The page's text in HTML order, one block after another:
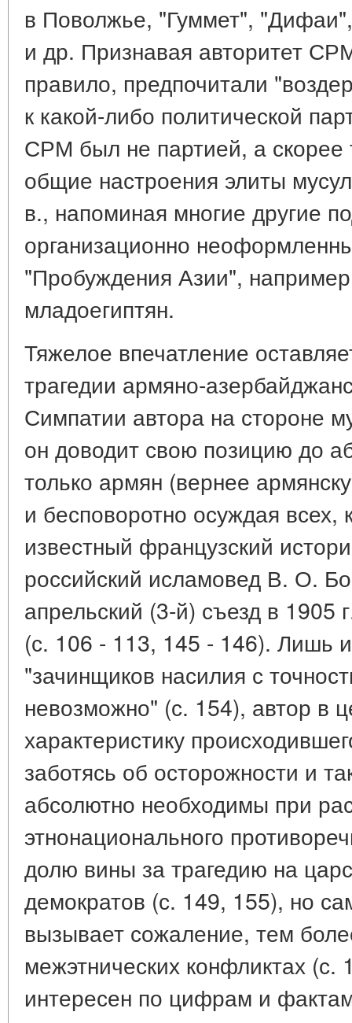
в Поволжье, "Гуммет",
и др. Признавая авторитет
правило, предпочитали
к какой-либо политической
СРМ был не партией, а
общие настроения элиты
в., напоминая многие другие
организационно
"Пробуждения Азии",
младоегиптян.
Тяжелое впечатление
трагедии армяно-
Симпатии автора на стороне
он доводит свою позицию до
только армян (вернее
и бесповоротно осуждая всех,
известный французский
российский исламовед В. О.
апрельский (3-й) съезд в
(с. 106 - 113, 145 - 146). Лишь
"зачинщиков насилия с
невозможно" (с. 154), автор в
характеристику
заботясь об осторожности и
абсолютно необходимы при
этнонационального
долю вины за трагедию на
демократов (с. 149, 155), но
вызывает сожаление, тем
межэтнических конфликтах (с.
интересен по цифрам и